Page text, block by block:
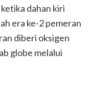
dahan kiri
era ke-2 pemeran
diberi oksigen
globe melalui